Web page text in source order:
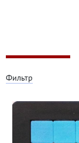
Фильтр